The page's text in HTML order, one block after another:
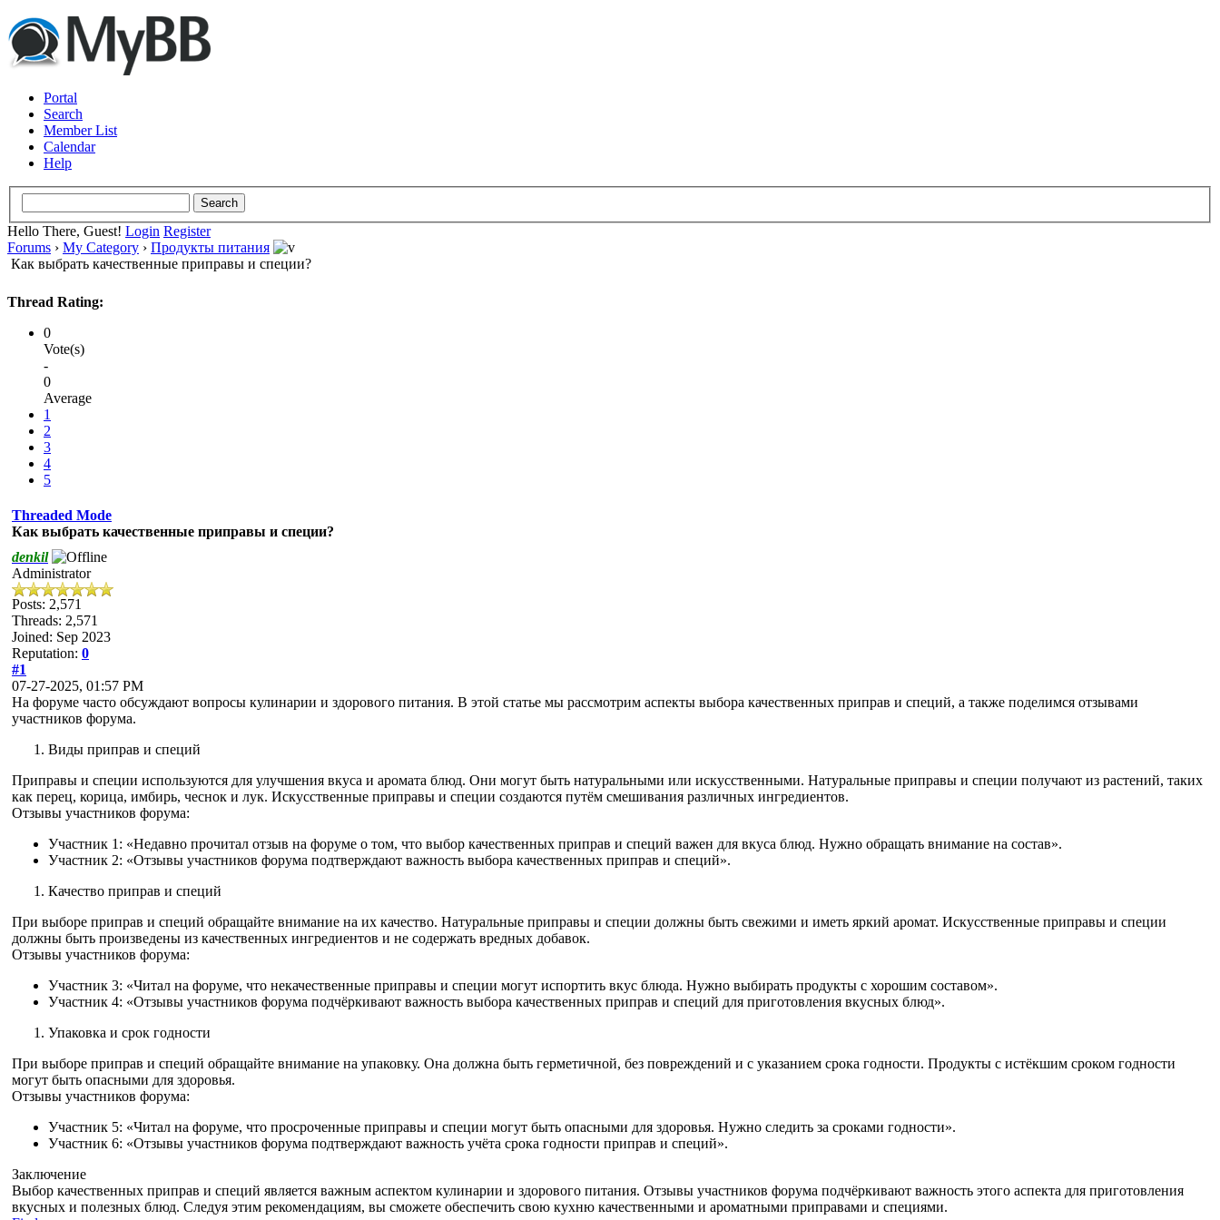
Portal
Search
Member List
Calendar
Help
Hello There, Guest! Login Register
Forums › My Category › Продукты питания
Как выбрать качественные приправы и специи?
Thread Rating:
0
Vote(s)
-
0
Average
1
2
3
4
5
Threaded Mode
Как выбрать качественные приправы и специи?
denkil
Administrator
Posts: 2,571
Threads: 2,571
Joined: Sep 2023
Reputation: 0
#1
07-27-2025, 01:57 PM
На форуме часто обсуждают вопросы кулинарии и здорового питания. В этой статье мы рассмотрим аспекты выбора качественных приправ и специй, а также поделимся отзывами
участников форума.
Виды приправ и специй
Приправы и специи используются для улучшения вкуса и аромата блюд. Они могут быть натуральными или искусственными. Натуральные приправы и специи получают из растений, таких
как перец, корица, имбирь, чеснок и лук. Искусственные приправы и специи создаются путём смешивания различных ингредиентов.
Отзывы участников форума:
Участник 1: «Недавно прочитал отзыв на форуме о том, что выбор качественных приправ и специй важен для вкуса блюд. Нужно обращать внимание на состав».
Участник 2: «Отзывы участников форума подтверждают важность выбора качественных приправ и специй».
Качество приправ и специй
При выборе приправ и специй обращайте внимание на их качество. Натуральные приправы и специи должны быть свежими и иметь яркий аромат. Искусственные приправы и специи
должны быть произведены из качественных ингредиентов и не содержать вредных добавок.
Отзывы участников форума:
Участник 3: «Читал на форуме, что некачественные приправы и специи могут испортить вкус блюда. Нужно выбирать продукты с хорошим составом».
Участник 4: «Отзывы участников форума подчёркивают важность выбора качественных приправ и специй для приготовления вкусных блюд».
Упаковка и срок годности
При выборе приправ и специй обращайте внимание на упаковку. Она должна быть герметичной, без повреждений и с указанием срока годности. Продукты с истёкшим сроком годности
могут быть опасными для здоровья.
Отзывы участников форума:
Участник 5: «Читал на форуме, что просроченные приправы и специи могут быть опасными для здоровья. Нужно следить за сроками годности».
Участник 6: «Отзывы участников форума подтверждают важность учёта срока годности приправ и специй».
Заключение
Выбор качественных приправ и специй является важным аспектом кулинарии и здорового питания. Отзывы участников форума подчёркивают важность этого аспекта для приготовления
вкусных и полезных блюд. Следуя этим рекомендациям, вы сможете обеспечить свою кухню качественными и ароматными приправами и специями.